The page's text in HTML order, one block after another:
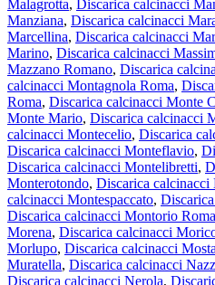
Malagrotta, Discarica calcinacci
Manziana, Discarica calcinacci
Marcellina, Discarica calcinacci
Marino, Discarica calcinacci
Mazzano Romano, Discarica
calcinacci Montagnola Roma,
Roma, Discarica calcinacci Monte
Monte Mario, Discarica calcinacci
calcinacci Montecelio, Discarica
Discarica calcinacci Monteflavio,
Discarica calcinacci Montelibretti,
Monterotondo, Discarica calcinacci
calcinacci Montespaccato,
Discarica calcinacci Montorio
Morena, Discarica calcinacci
Morlupo, Discarica calcinacci
Muratella, Discarica calcinacci
Discarica calcinacci Nerola,